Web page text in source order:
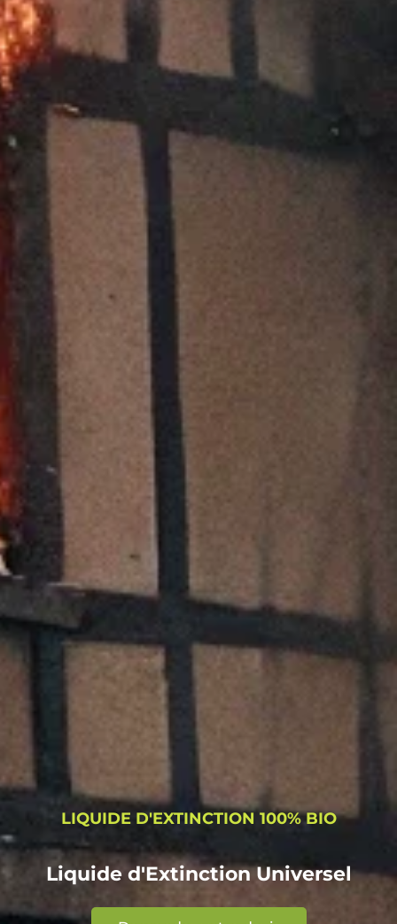
LIQUIDE D'EXTINCTION 100% BIO
Liquide d'Extinction Universel